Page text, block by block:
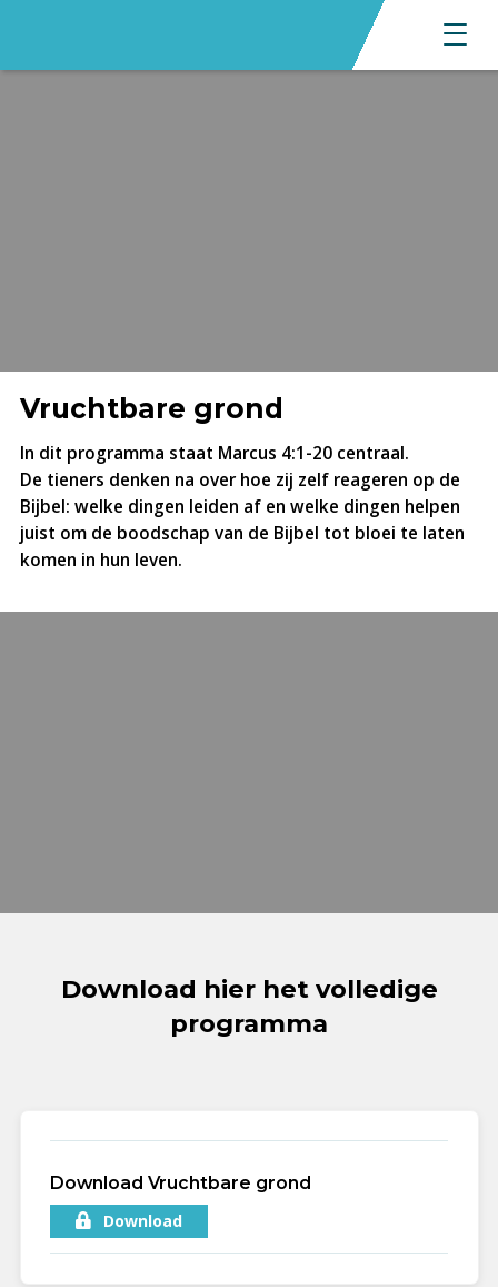
Vruchtbare grond
In dit programma staat Marcus 4:1-20 centraal.
De tieners denken na over hoe zij zelf reageren op de
Bijbel: welke dingen leiden af en welke dingen helpen
juist om de boodschap van de Bijbel tot bloei te laten
komen in hun leven.
Download hier het volledige
programma
Download Vruchtbare grond
Download